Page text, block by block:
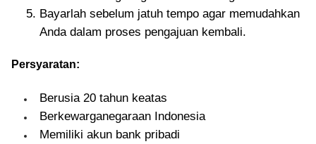
Bayarlah sebelum jatuh tempo agar memudahkan
Anda dalam proses pengajuan kembali.
Persyaratan:
Berusia 20 tahun keatas
Berkewarganegaraan Indonesia
Memiliki akun bank pribadi